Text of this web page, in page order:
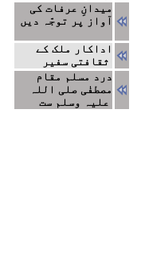
میدانِ عرفات کی
آواز پر توجّہ دیں
اداکار ملک کے
ثقافتی سفیر
درد مسلم مقام
مصطفٰی صلی اللہ
علیہ وسلم ست